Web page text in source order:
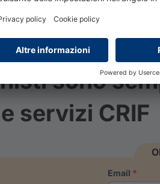
sono
servizi CRIF
email